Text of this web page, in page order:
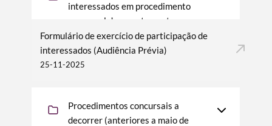
interessados em procedimento
concursal de recrutamento
Formulário de exercício de participação de
interessados (Audiência Prévia)
25-11-2025
Procedimentos concursais a
decorrer (anteriores a maio de